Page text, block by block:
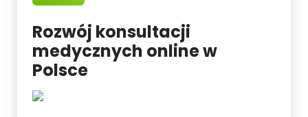
Rozwój konsultacji
medycznych online w
Polsce